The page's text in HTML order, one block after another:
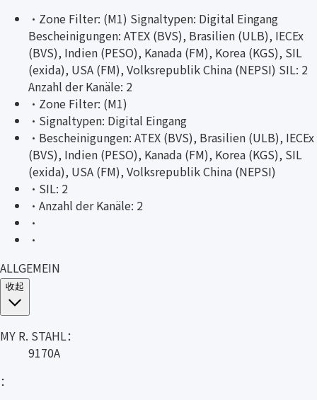
· Zone Filter: (M1) Signaltypen: Digital Eingang
Bescheinigungen: ATEX (BVS), Brasilien (ULB), IECEx
(BVS), Indien (PESO), Kanada (FM), Korea (KGS), SIL
(exida), USA (FM), Volksrepublik China (NEPSI) SIL: 2
Anzahl der Kanäle: 2
· Zone Filter: (M1)
· Signaltypen: Digital Eingang
· Bescheinigungen: ATEX (BVS), Brasilien (ULB), IECEx
(BVS), Indien (PESO), Kanada (FM), Korea (KGS), SIL
(exida), USA (FM), Volksrepublik China (NEPSI)
· SIL: 2
· Anzahl der Kanäle: 2
·
·
ALLGEMEIN
收起
MY R. STAHL：
9170A
：